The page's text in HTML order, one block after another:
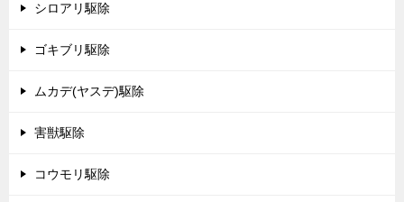
シロアリ駆除
ゴキブリ駆除
ムカデ(ヤスデ)駆除
害獣駆除
コウモリ駆除